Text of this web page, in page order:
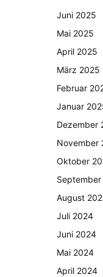
Juni 2025
Mai 2025
April 2025
März 2025
Februar
Januar
Dezember
November
Oktober
August
Juli 2024
Juni 2024
Mai 2024
April 2024